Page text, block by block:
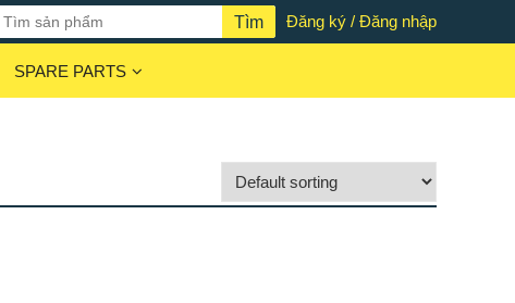
Đăng ký / Đăng nhập
SPARE PARTS